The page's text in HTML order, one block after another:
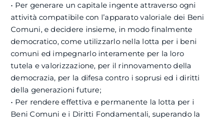
• Per generare un capitale ingente attraverso ogni
attività compatibile con l’apparato valoriale dei Beni
Comuni, e decidere insieme, in modo finalmente
democratico, come utilizzarlo nella lotta per i beni
comuni ed impegnarlo interamente per la loro
tutela e valorizzazione, per il rinnovamento della
democrazia, per la difesa contro i soprusi ed i diritti
della generazioni future;
• Per rendere effettiva e permanente la lotta per i
Beni Comuni e i Diritti Fondamentali, superando la